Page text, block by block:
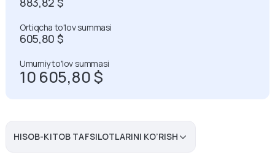
Ortiqcha to'lov summasi
605,80 $
Umumiy to'lov summasi
10 605,80$
HISOB-KITOB TAFSILOTLARINI KO’RISH